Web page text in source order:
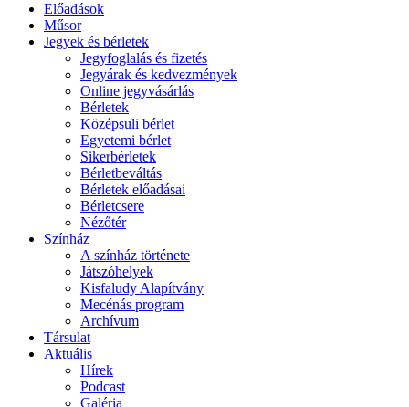
Előadások
Műsor
Jegyek és bérletek
Jegyfoglalás és fizetés
Jegyárak és kedvezmények
Online jegyvásárlás
Bérletek
Középsuli bérlet
Egyetemi bérlet
Sikerbérletek
Bérletbeváltás
Bérletek előadásai
Bérletcsere
Nézőtér
Színház
A színház története
Játszóhelyek
Kisfaludy Alapítvány
Mecénás program
Archívum
Társulat
Aktuális
Hírek
Podcast
Galéria